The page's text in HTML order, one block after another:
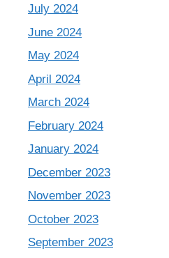
July 2024
June 2024
May 2024
April 2024
March 2024
February 2024
January 2024
December 2023
November 2023
October 2023
September 2023